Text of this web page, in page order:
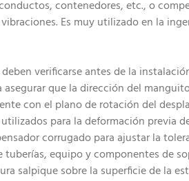
contenedores, etc., o
Es muy utilizado en la
verificarse antes de la
que la dirección del
con el plano de rotación del
para la deformación previa
corrugado para ajustar la
equipo y componentes de
salpique sobre la superficie de la